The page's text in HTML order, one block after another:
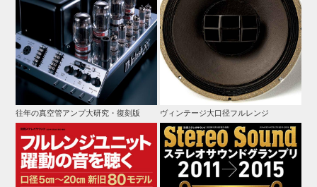
往年の真空管アンプ大研究・復刻版 ヴィンテージ大口径フルレンジ